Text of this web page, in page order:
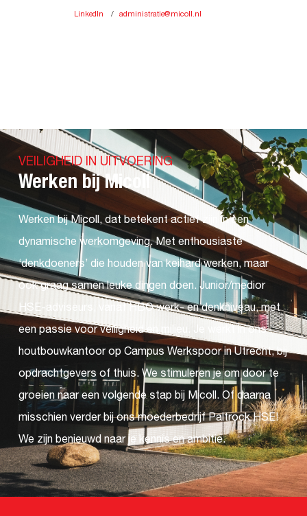
LinkedIn administratie@micoll.nl
VEILIGHEID IN UITVOERING
Werken bij Micoll
Werken bij Micoll, dat betekent actief zijn in een
dynamische werkomgeving. Met enthousiaste
‘denkdoeners’ die houden van keihard werken, maar
ook graag samen leuke dingen doen. Junior/medior
HSE-adviseurs, vanaf HBO werk- en denkniveau, met
een passie voor veiligheid en milieu. Je werkt in ons
houtbouwkantoor op Campus Werkspoor in Utrecht, bij
opdrachtgevers of thuis. We stimuleren je om door te
groeien naar een volgende stap bij Micoll. Of daarna
misschien verder bij ons moederbedrijf Paltrock HSE!
We zijn benieuwd naar je kennis en ambitie.